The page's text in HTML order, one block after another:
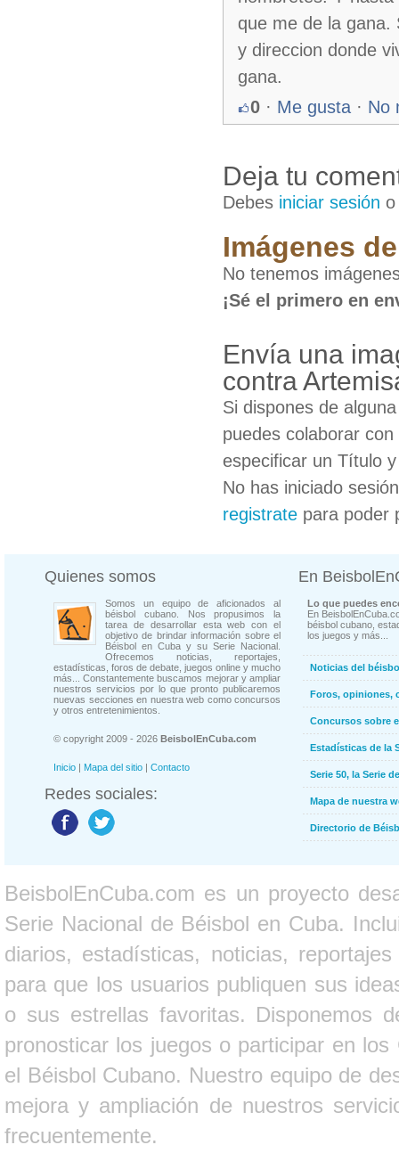
que me de la gana.
y direccion donde
gana.
0 · Me gusta · No
Deja tu
Debes iniciar sesión
Imágenes
No tenemos
¡Sé el primero en
Envía una
contra
Si dispones de
puedes colaborar
especificar un Título
No has iniciado
registrate para poder
Quienes somos
Somos un equipo de aficionados al
béisbol cubano. Nos propusimos la
tarea de desarrollar esta web con el
objetivo de brindar información sobre el
Béisbol en Cuba y su Serie Nacional.
Ofrecemos noticias, reportajes,
estadísticas, foros de debate, juegos online y mucho
más... Constantemente buscamos mejorar y ampliar
nuestros servicios por lo que pronto publicaremos
nuevas secciones en nuestra web como concursos
y otros entretenimientos.
© copyright 2009 - 2026 BeisbolEnCuba.com
Inicio | Mapa del sitio | Contacto
Redes sociales:
En
Lo que puedes
En
béisbol cubano,
los juegos y más...
Noticias del
Foros, opiniones,
Concursos sobre
Estadísticas de la
Serie 50, la Serie
Mapa de nuestra
Directorio de
BeisbolEnCuba.com es un proyecto
Serie Nacional de Béisbol en Cuba.
diarios, estadísticas, noticias,
para que los usuarios publiquen sus
o sus estrellas favoritas. Disponemos
pronosticar los juegos o participar en
el Béisbol Cubano. Nuestro equipo de
mejora y ampliación de nuestros
frecuentemente.